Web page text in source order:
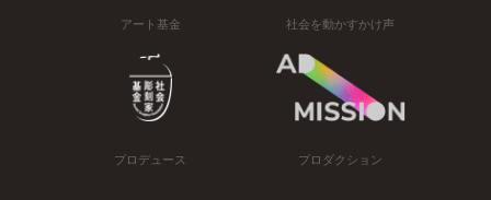
アート基金 社会を動かすかけ声
プロデュース プロダクション